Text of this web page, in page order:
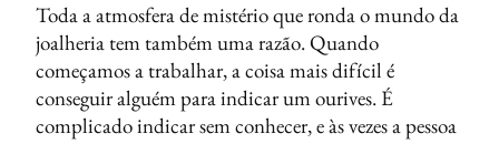
Toda a atmosfera de mistério que ronda o mundo da
joalheria tem também uma razão. Quando
começamos a trabalhar, a coisa mais difícil é
conseguir alguém para indicar um ourives. É
complicado indicar sem conhecer, e às vezes a pessoa